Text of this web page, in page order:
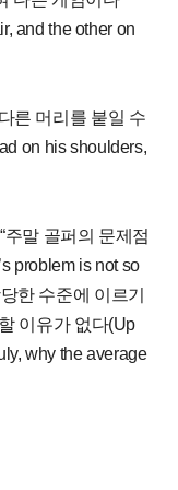
and the other on
른 머리를 붙일 수
on his shoulders,
말 골퍼의 문제점
problem is not so
한 수준에 이르기
이유가 없다(Up
why the average